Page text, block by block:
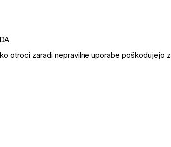
DA
otroci zaradi nepravilne uporabe poškodujejo z